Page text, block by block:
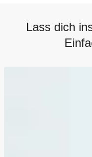
Lass dich